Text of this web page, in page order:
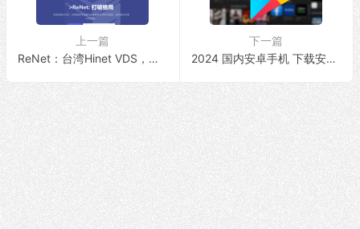
上一篇
ReNet：台湾Hinet VDS，折后$24/月，原生IP/动态IP/解锁流媒体/520Mbps带宽@无限流量
下一篇
2024 国内安卓手机 下载安装谷歌商店（Google Play）详细步骤